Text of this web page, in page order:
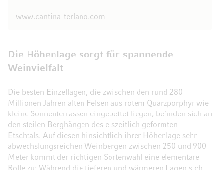
www.cantina-terlano.com
Die Höhenlage sorgt für spannende
Weinvielfalt
Die besten Einzellagen, die zwischen den rund 280
Millionen Jahren alten Felsen aus rotem Quarzporphyr wie
kleine Sonnenterrassen eingebettet liegen, befinden sich an
den steilen Berghängen des eiszeitlich geformten
Etschtals. Auf diesen hinsichtlich ihrer Höhenlage sehr
abwechslungsreichen Weinbergen zwischen 250 und 900
Meter kommt der richtigen Sortenwahl eine elementare